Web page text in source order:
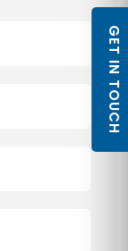
GET IN TOUCH